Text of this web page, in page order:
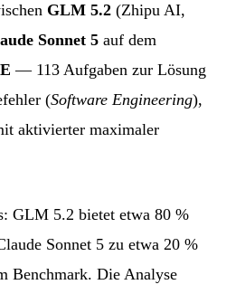
GLM 5.2 (Zhipu AI,
Sonnet 5 auf dem
— 113 Aufgaben zur Lösung
(Software Engineering),
aktivierter maximaler
GLM 5.2 bietet etwa 80 %
Sonnet 5 zu etwa 20 %
Benchmark. Die Analyse